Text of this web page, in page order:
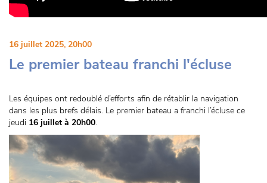
16 juillet 2025, 20h00
Le premier bateau franchi l'écluse
Les équipes ont redoublé d’efforts afin de rétablir la navigation
dans les plus brefs délais. Le premier bateau a franchi l’écluse ce
jeudi 16 juillet à 20h00.